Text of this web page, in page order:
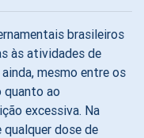
brasileiros
às atividades de
mesmo entre os
quanto ao
excessiva. Na
dose de